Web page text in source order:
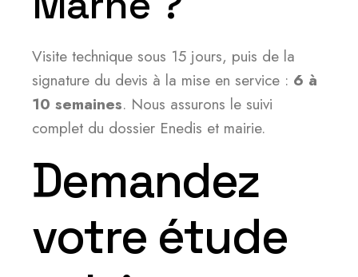
Visite technique sous 15 jours, puis de la
signature du devis à la mise en service : 6 à
10 semaines. Nous assurons le suivi
complet du dossier Enedis et mairie.
Demandez
votre étude